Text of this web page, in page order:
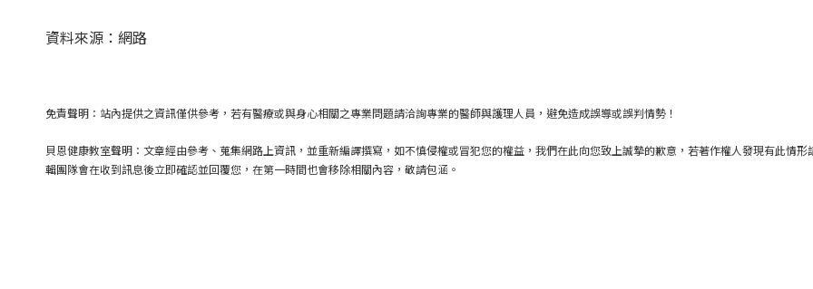
資料來源：網路
免責聲明：站內提供之資訊僅供參考，若有醫療或與身心相關之專業問題請洽詢專業的醫師與護理人員，避免造成誤導或誤判情勢！
貝恩健康教室聲明：文章經由參考、蒐集網路上資訊，並重新編譯撰寫，如不慎侵權或冒犯您的權益，我們在此向您致上誠摯的歉意，若著作權人發現有此情形
輯團隊會在收到訊息後立即確認並回覆您，在第一時間也會移除相關內容，敬請包涵。